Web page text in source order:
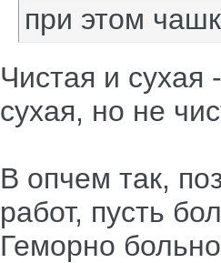
при этом
Чистая и
сухая, но не
В опчем так,
работ, пусть
Геморно